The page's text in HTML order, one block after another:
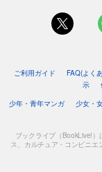
ご利用ガイド FAQ(よく
示
少年・青年マンガ
少女・
ブックライブ（BookLive!
ス、カルチュア・コンビニエ